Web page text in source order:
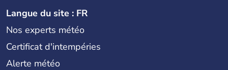
Langue du site : FR
Nos experts météo
Certificat d'intempéries
Alerte météo